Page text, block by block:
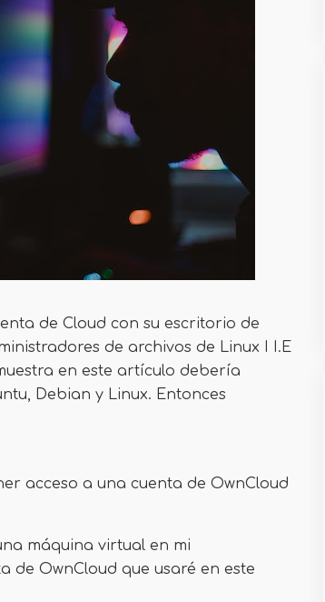
de Cloud con su escritorio de
de archivos de Linux I I.E
en este artículo debería
Debian y Linux. Entonces
acceso a una cuenta de OwnCloud
máquina virtual en mi
de OwnCloud que usaré en este